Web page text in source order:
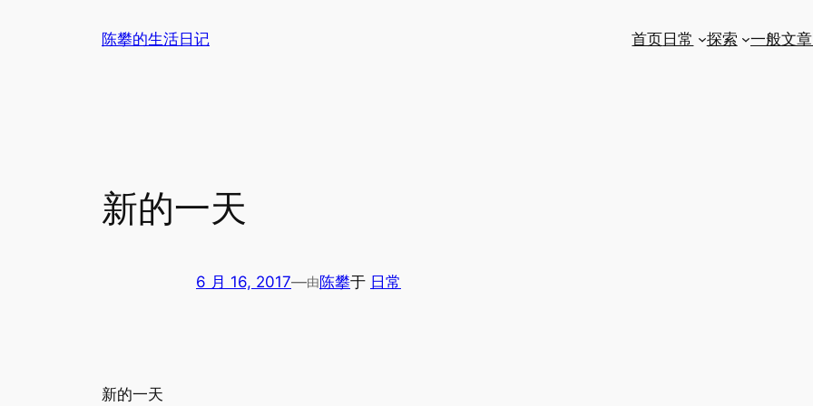
陈攀的生活日记 首页 日常 探索 一般文章
新的一天
6 月 16, 2017—由陈攀于 日常
新的一天